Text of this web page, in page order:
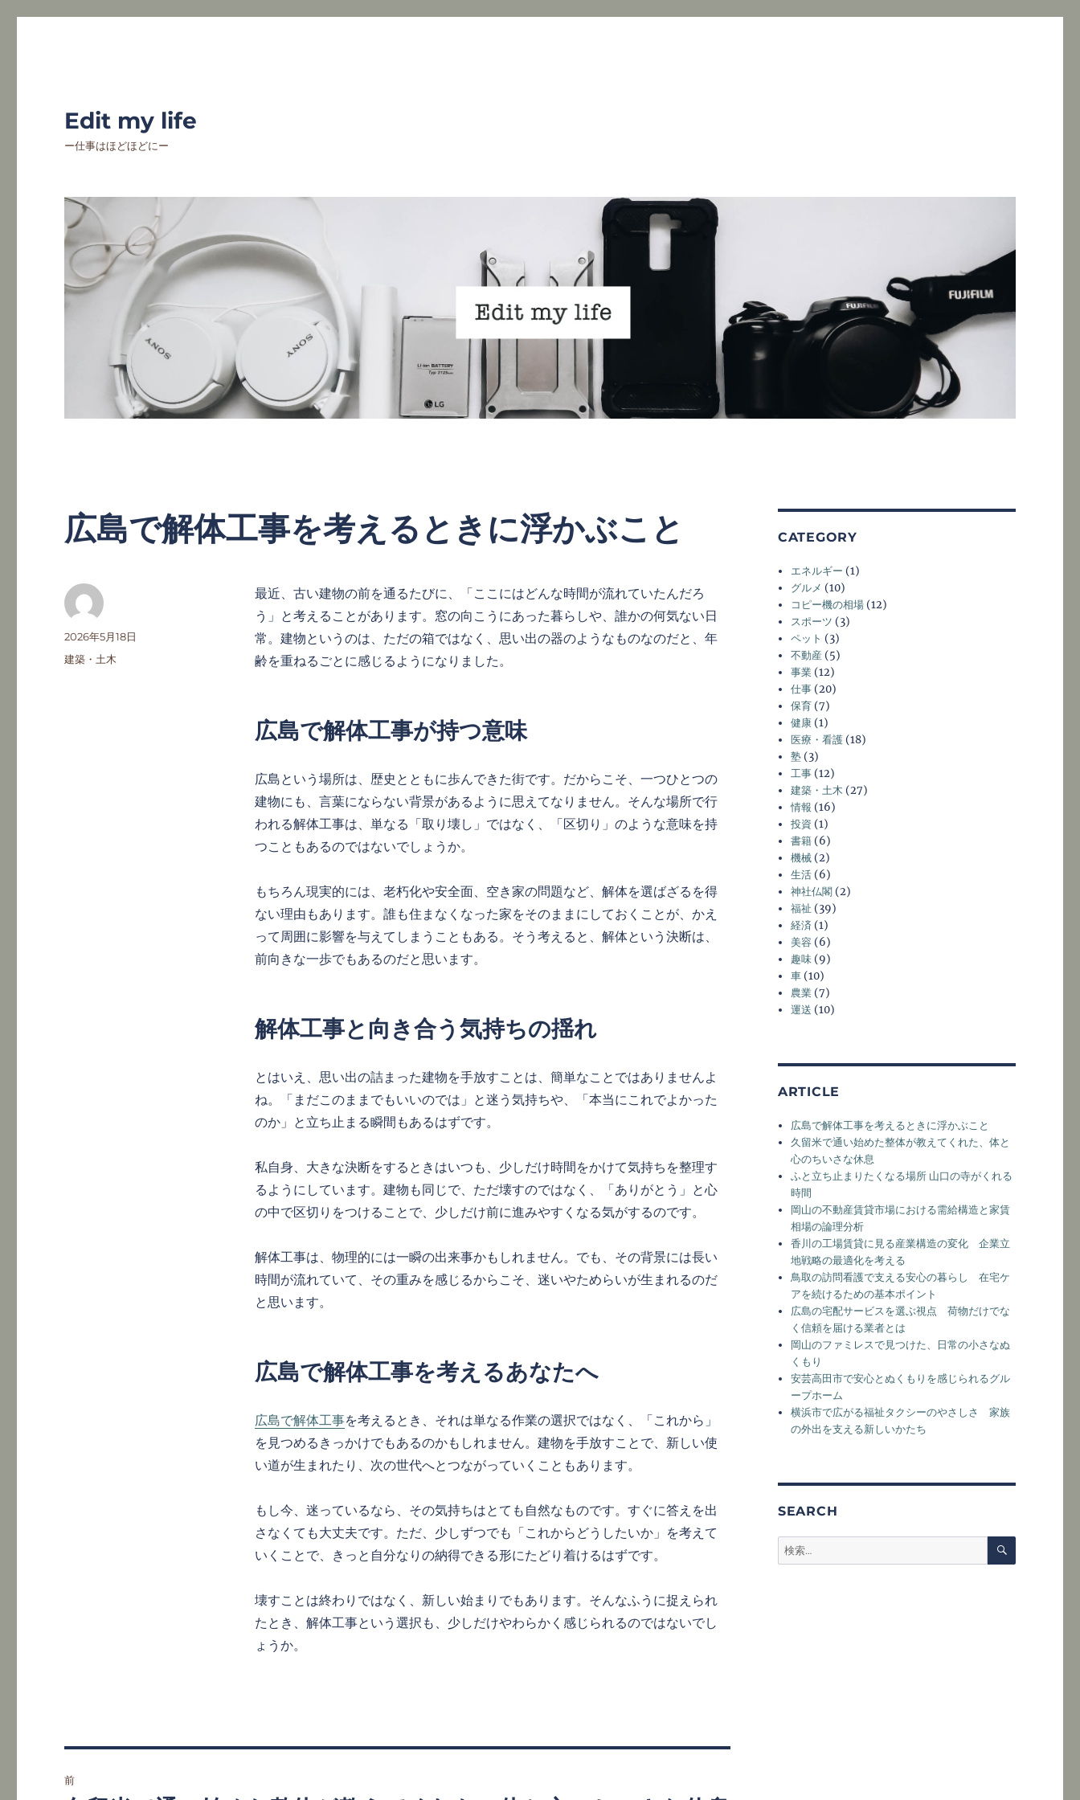
Edit my life
ー仕事はほどほどにー
広島で解体工事を考えるときに浮かぶこと
最近、古い建物の前を通るたびに、「ここにはどんな時間が流れていたんだろ
う」と考えることがあります。窓の向こうにあった暮らしや、誰かの何気ない日
常。建物というのは、ただの箱ではなく、思い出の器のようなものなのだと、年
齢を重ねるごとに感じるようになりました。
広島で解体工事が持つ意味
広島という場所は、歴史とともに歩んできた街です。だからこそ、一つひとつの
建物にも、言葉にならない背景があるように思えてなりません。そんな場所で行
われる解体工事は、単なる「取り壊し」ではなく、「区切り」のような意味を持
つこともあるのではないでしょうか。
もちろん現実的には、老朽化や安全面、空き家の問題など、解体を選ばざるを得
ない理由もあります。誰も住まなくなった家をそのままにしておくことが、かえ
って周囲に影響を与えてしまうこともある。そう考えると、解体という決断は、
前向きな一歩でもあるのだと思います。
解体工事と向き合う気持ちの揺れ
とはいえ、思い出の詰まった建物を手放すことは、簡単なことではありませんよ
ね。「まだこのままでもいいのでは」と迷う気持ちや、「本当にこれでよかった
のか」と立ち止まる瞬間もあるはずです。
私自身、大きな決断をするときはいつも、少しだけ時間をかけて気持ちを整理す
るようにしています。建物も同じで、ただ壊すのではなく、「ありがとう」と心
の中で区切りをつけることで、少しだけ前に進みやすくなる気がするのです。
解体工事は、物理的には一瞬の出来事かもしれません。でも、その背景には長い
時間が流れていて、その重みを感じるからこそ、迷いやためらいが生まれるのだ
と思います。
広島で解体工事を考えるあなたへ
広島で解体工事を考えるとき、それは単なる作業の選択ではなく、「これから」
を見つめるきっかけでもあるのかもしれません。建物を手放すことで、新しい使
い道が生まれたり、次の世代へとつながっていくこともあります。
もし今、迷っているなら、その気持ちはとても自然なものです。すぐに答えを出
さなくても大丈夫です。ただ、少しずつでも「これからどうしたいか」を考えて
いくことで、きっと自分なりの納得できる形にたどり着けるはずです。
壊すことは終わりではなく、新しい始まりでもあります。そんなふうに捉えられ
たとき、解体工事という選択も、少しだけやわらかく感じられるのではないでし
ょうか。
投
稿
投
稿
2026年5月18日
カ
建築・土木
前
CATEGORY
エネルギー (1)
グルメ (10)
コピー機の相場 (12)
スポーツ (3)
ペット (3)
不動産 (5)
事業 (12)
仕事 (20)
保育 (7)
健康 (1)
医療・看護 (18)
塾 (3)
工事 (12)
建築・土木 (27)
情報 (16)
投資 (1)
書籍 (6)
機械 (2)
生活 (6)
神社仏閣 (2)
福祉 (39)
経済 (1)
美容 (6)
趣味 (9)
車 (10)
農業 (7)
運送 (10)
ARTICLE
広島で解体工事を考えるときに浮かぶこと
久留米で通い始めた整体が教えてくれた、体と
心のちいさな休息
ふと立ち止まりたくなる場所 山口の寺がくれる
時間
岡山の不動産賃貸市場における需給構造と家賃
相場の論理分析
香川の工場賃貸に見る産業構造の変化 企業立
地戦略の最適化を考える
鳥取の訪問看護で支える安心の暮らし 在宅ケ
アを続けるための基本ポイント
広島の宅配サービスを選ぶ視点 荷物だけでな
く信頼を届ける業者とは
岡山のファミレスで見つけた、日常の小さなぬ
くもり
安芸高田市で安心とぬくもりを感じられるグル
ープホーム
横浜市で広がる福祉タクシーのやさしさ 家族
の外出を支える新しいかたち
SEARCH
検
索:
検